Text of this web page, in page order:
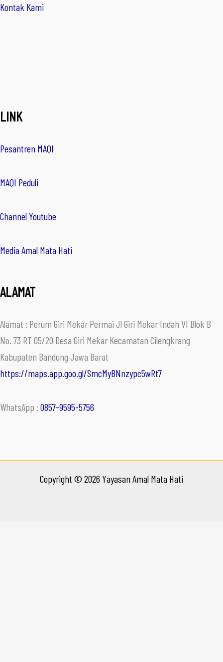
Kontak Kami
LINK
Pesantren MAQI
MAQI Peduli
Channel Youtube
Media Amal Mata Hati
ALAMAT
Alamat : Perum Giri Mekar Permai Jl Giri Mekar Indah VI Blok B
No. 73 RT 05/20 Desa Giri Mekar Kecamatan Cilengkrang
Kabupaten Bandung Jawa Barat
https://maps.app.goo.gl/SmcMyBNnzypc5wRt7
WhatsApp : 0857-9595-5756
Copyright © 2026 Yayasan Amal Mata Hati